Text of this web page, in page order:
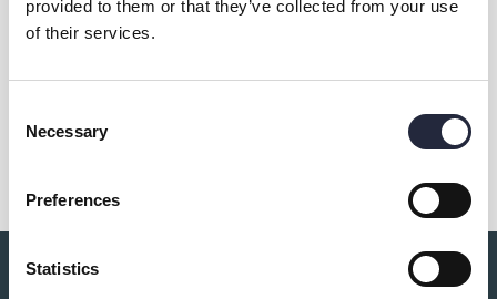
provided to them or that they’ve collected from your use
of their services.
Selection
Necessary
Preferences
Statistics
Övrig information